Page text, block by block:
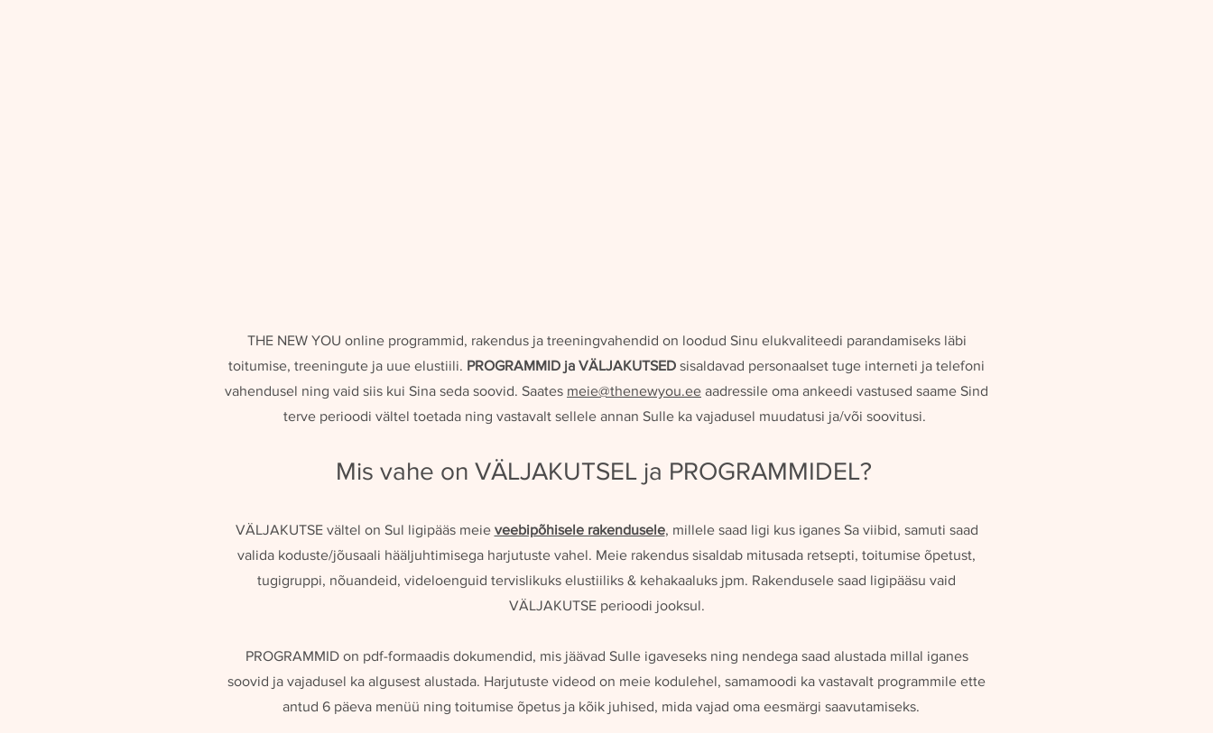
THE NEW YOU online programmid, rakendus ja treeningvahendid on loodud Sinu elukvaliteedi parandamiseks läbi
toitumise, treeningute ja uue elustiili. PROGRAMMID ja VÄLJAKUTSED sisaldavad personaalset tuge interneti ja telefoni
vahendusel ning vaid siis kui Sina seda soovid. Saates meie@thenewyou.ee aadressile oma ankeedi vastused saame Sind
terve perioodi vältel toetada ning vastavalt sellele annan Sulle ka vajadusel muudatusi ja/või soovitusi.
Mis vahe on VÄLJAKUTSEL ja PROGRAMMIDEL?
VÄLJAKUTSE vältel on Sul ligipääs meie veebipõhisele rakendusele, millele saad ligi kus iganes Sa viibid, samuti saad
valida koduste/jõusaali hääljuhtimisega harjutuste vahel. Meie rakendus sisaldab mitusada retsepti, toitumise õpetust,
tugigruppi, nõuandeid, videloenguid tervislikuks elustiiliks & kehakaaluks jpm. Rakendusele saad ligipääsu vaid
VÄLJAKUTSE perioodi jooksul.
PROGRAMMIDon pdf-formaadis dokumendid, mis jäävad Sulle igaveseks ning nendega saad alustada millal iganes
soovid ja vajadusel ka algusest alustada. Harjutuste videod on meie kodulehel, samamoodi ka vastavalt programmile ette
antud 6 päeva menüü ning toitumise õpetus ja kõik juhised, mida vajad oma eesmärgi saavutamiseks.